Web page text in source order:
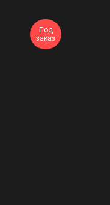
Под
заказ